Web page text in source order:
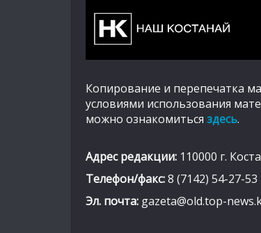
Копирование и перепечатка
условиями использования
можно ознакомиться здесь.
Адрес редакции: 110000 г.
Телефон/факс:8 (7142) 54-27-53
Эл. почта: gazeta@old.top-